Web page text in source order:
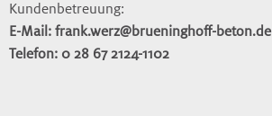
Kundenbetreuung:
E-Mail: frank.werz@brueninghoff-beton.de
Telefon: 0 28 67 2124-1102